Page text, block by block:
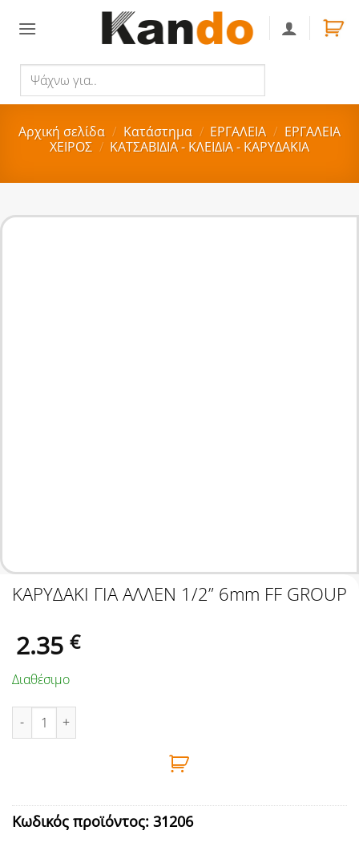
για..
Αρχική σελίδα / Κατάστημα / ΕΡΓΑΛΕΙΑ / ΕΡΓΑΛΕΙΑ
ΧΕΙΡΟΣ / ΚΑΤΣΑΒΙΔΙΑ - ΚΛΕΙΔΙΑ - ΚΑΡΥΔΑΚΙΑ
ΚΑΡΥΔΑΚΙ ΓΙΑ ΑΛΛΕΝ 1/2” 6mm FF GROUP
2.35 €
Διαθέσιμο
ΚΑΡΥΔΑΚΙ ΓΙΑ ΑΛΛΕΝ 1/2'' 6mm FF GROUP ποσότητα
Κωδικός προϊόντος: 31206